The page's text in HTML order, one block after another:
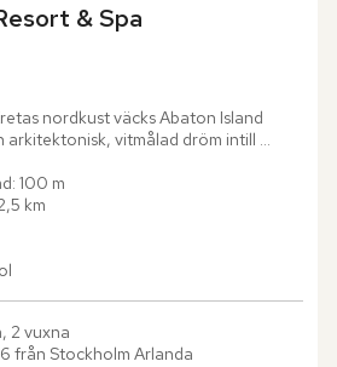
& Spa
nordkust väcks Abaton Island
arkitektonisk, vitmålad dröm intill
Hotellet är omgivet av karga...
100 m
km
2 vuxna
från Stockholm Arlanda